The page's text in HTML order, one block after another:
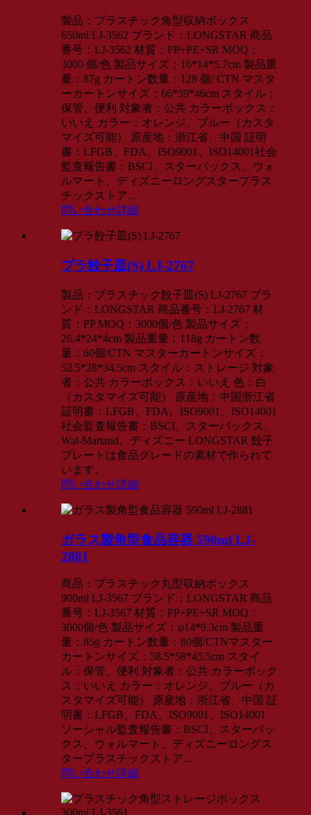
製品：プラスチック角型収納ボックス
650ml LJ-3562 ブランド：LONGSTAR 商品
番号：LJ-3562 材質：PP+PE+SR MOQ：
3000 個/色 製品サイズ：16*14*5.7cm 製品重
量：87g カートン数量：128 個/ CTN マスタ
ーカートンサイズ：66*59*46cm スタイル：
保管、便利 対象者：公共 カラーボックス：
いいえ カラー：オレンジ、ブルー（カスタ
マイズ可能） 原産地：浙江省、中国 証明
書：LFGB、FDA、ISO9001、ISO14001社会
監査報告書：BSCI、スターバックス、ウォ
ルマート、ディズニーロングスタープラス
チックストア...
問い合わせ詳細
プラ餃子皿(S) LJ-2767
製品：プラスチック餃子皿(S) LJ-2767 ブラ
ンド：LONGSTAR 商品番号：LJ-2767 材
質：PP MOQ：3000個/色 製品サイズ：
26.4*24*4cm 製品重量：118g カートン数
量：60個/CTN マスターカートンサイズ：
52.5*28*34.5cm スタイル：ストレージ 対象
者：公共 カラーボックス：いいえ 色：白
（カスタマイズ可能） 原産地：中国浙江省
証明書：LFGB、FDA、ISO9001、ISO14001
社会監査報告書：BSCI、スターバックス、
Wal-Martand、ディズニー LONGSTAR 餃子
プレートは食品グレードの素材で作られて
います。
問い合わせ詳細
ガラス製角型食品容器 590ml LJ-
2881
商品：プラスチック丸型収納ボックス
900ml LJ-3567 ブランド：LONGSTAR 商品
番号：LJ-3567 材質：PP+PE+SR MOQ：
3000個/色 製品サイズ：φ14*9.3cm 製品重
量：85g カートン数量：80個/CTNマスター
カートンサイズ：58.5*58*45.5cm スタイ
ル：保管、便利 対象者：公共 カラーボック
ス：いいえ カラー：オレンジ、ブルー（カ
スタマイズ可能） 原産地：浙江省、中国 証
明書：LFGB、FDA、ISO9001、ISO14001
ソーシャル監査報告書：BSCI、スターバッ
クス、ウォルマート、ディズニーロングス
タープラスチックストア...
問い合わせ詳細